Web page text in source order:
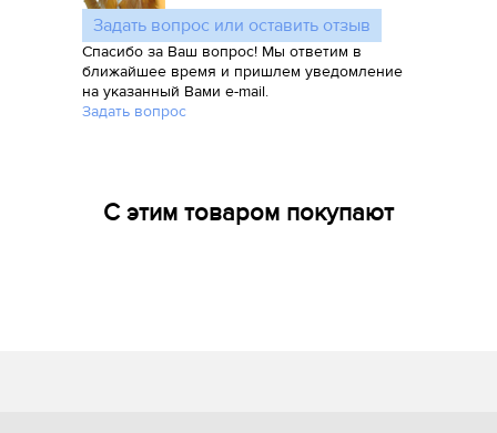
Задать вопрос или оставить отзыв
Спасибо за Ваш вопрос! Мы ответим в
ближайшее время и пришлем уведомление
на указанный Вами e-mail.
Задать вопрос
С этим товаром покупают